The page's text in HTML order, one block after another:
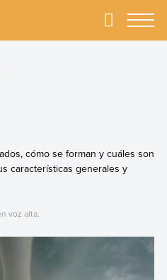
Primary
cómo se forman y cuáles son
características generales y
voz alta.